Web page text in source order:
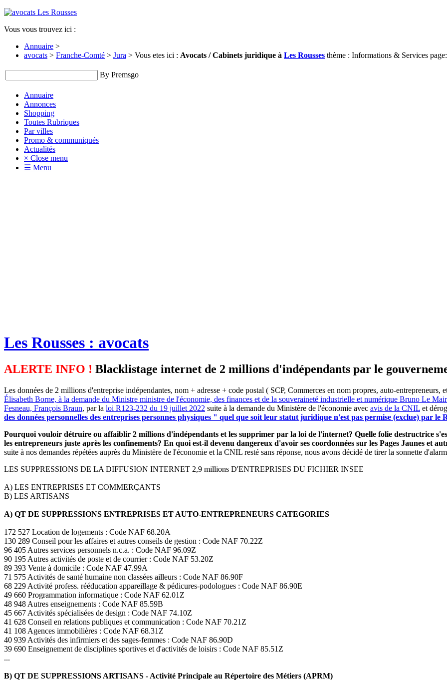
Vous vous trouvez ici :
Annuaire >
avocats > Franche-Comté > Jura > Vous etes ici : Avocats / Cabinets juridique à Les Rousses thème : Informations & Services
By Premsgo
Annuaire
Annonces
Shopping
Toutes Rubriques
Par villes
Promo & communiqués
Actualités
× Close menu
☰ Menu
Les Rousses : avocats
ALERTE INFO ! Blacklistage internet de 2 millions d'indépendants par le
Les données de 2 millions d'entreprise indépendantes, nom + adresse + code postal ( SCP, Commerces en nom propres, auto-
Élisabeth Borne, à la demande du Ministre ministre de l'économie, des finances et de la souveraineté industrielle et numérique Bruno Le
Fesneau, François Braun, par la loi R123-232 du 19 juillet 2022 suite à la demande du Ministère de l'économie avec avis de la CNIL et
des données personnelles des entreprises personnes physiques " quel que soit leur statut juridique n'est pas permise (exclue) par le
Pourquoi vouloir détruire ou affaiblir 2 millions d'indépendants et les supprimer par la loi de l'internet? Quelle folie destructrice
les entrepreneurs juste après les confinements? En quoi est-il devenu dangereux d'avoir ses coordonnées sur les Pages Jaunes et
suite à nos demandes répétées auprès du Ministère de l'économie et la CNIL resté sans réponse, nous avons décidé de tirer la sonnette
LES SUPPRESSIONS DE LA DIFFUSION INTERNET 2,9 millions D'ENTREPRISES DU FICHIER INSEE
A) LES ENTREPRISES ET COMMERÇANTS
B) LES ARTISANS
A) QT DE SUPPRESSIONS ENTREPRISES ET AUTO-ENTREPRENEURS CATEGORIES
172 527 Location de logements : Code NAF 68.20A
130 289 Conseil pour les affaires et autres conseils de gestion : Code NAF 70.22Z
96 405 Autres services personnels n.c.a. : Code NAF 96.09Z
90 195 Autres activités de poste et de courrier : Code NAF 53.20Z
89 393 Vente à domicile : Code NAF 47.99A
71 575 Activités de santé humaine non classées ailleurs : Code NAF 86.90F
68 229 Activité profess. rééducation appareillage & pédicures-podologues : Code NAF 86.90E
49 660 Programmation informatique : Code NAF 62.01Z
48 948 Autres enseignements : Code NAF 85.59B
45 667 Activités spécialisées de design : Code NAF 74.10Z
41 628 Conseil en relations publiques et communication : Code NAF 70.21Z
41 108 Agences immobilières : Code NAF 68.31Z
40 939 Activités des infirmiers et des sages-femmes : Code NAF 86.90D
39 690 Enseignement de disciplines sportives et d'activités de loisirs : Code NAF 85.51Z
...
B) QT DE SUPPRESSIONS ARTISANS - Activité Principale au Répertoire des Métiers (APRM)